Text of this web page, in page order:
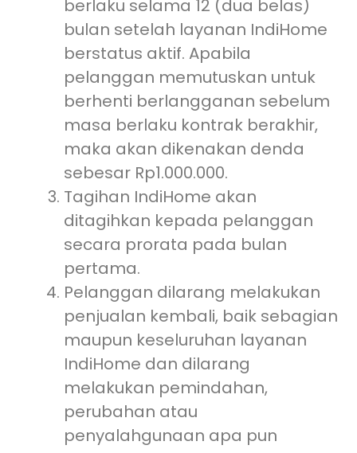
berlaku selama 12 (dua belas)
bulan setelah layanan IndiHome
berstatus aktif. Apabila
pelanggan memutuskan untuk
berhenti berlangganan sebelum
masa berlaku kontrak berakhir,
maka akan dikenakan denda
sebesar Rp1.000.000.
Tagihan IndiHome akan
ditagihkan kepada pelanggan
secara prorata pada bulan
pertama.
Pelanggan dilarang melakukan
penjualan kembali, baik sebagian
maupun keseluruhan layanan
IndiHome dan dilarang
melakukan pemindahan,
perubahan atau
penyalahgunaan apa pun